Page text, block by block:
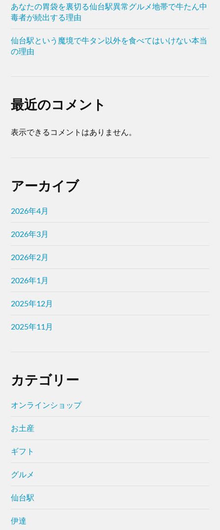
あなたの胃袋を裏切る仙台駅異常グルメ地帯で牛たん中
毒者が続出する理由
仙台駅という魔境で牛タン以外を食べてはいけない本当
の理由
最近のコメント
表示できるコメントはありません。
アーカイブ
2026年4月
2026年3月
2026年2月
2026年1月
2025年12月
2025年11月
カテゴリー
オンラインショップ
お土産
ギフト
グルメ
仙台駅
伊達